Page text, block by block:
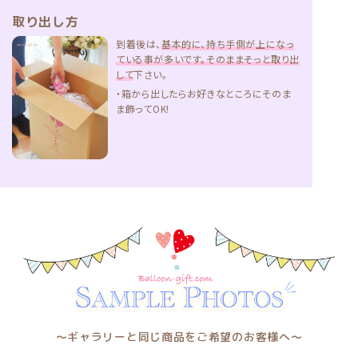
して下さい。
・箱から出したらお好きなところにそのま
ま飾ってOK!
〜ギャラリーと同じ商品をご希望のお客様へ〜
ご注文方法